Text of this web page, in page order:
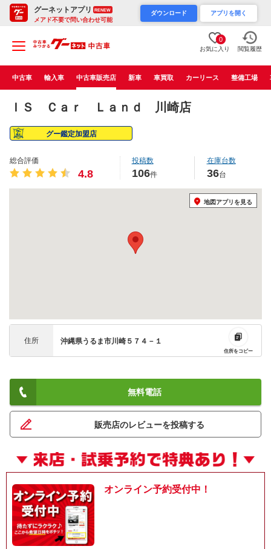
グーネットアプリ RENEW
メアド不要で問い合わせ可能
ダウンロード アプリを開く
0
お気に入り 閲覧履歴
中古車 輸入車 中古車販売店 新車 車買取 カーリース 整備工場
ＩＳ Ｃａｒ Ｌａｎｄ 川崎店
グー鑑定加盟店
総合評価
4.8
投稿数
106件
在庫台数
36台
地図アプリを見る
住所 沖縄県うるま市川崎５７４－１
住所をコピー
無料電話
販売店のレビューを投稿する
オンライン予約受付中！